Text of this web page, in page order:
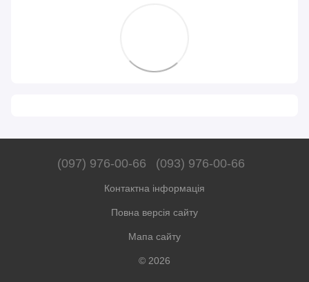
(097) 976-00-66 (093) 976-00-66
Контактна інформація
Повна версія сайту
Мапа сайту
© 2026